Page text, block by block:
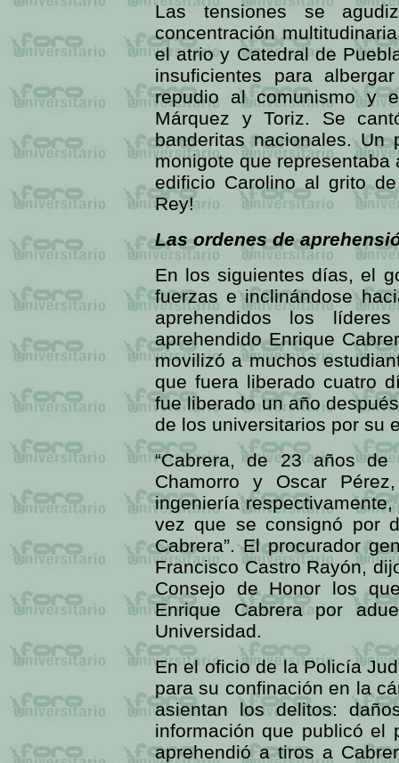
Las tensiones se
concentración
el atrio y Catedral de
insuficientes para
repudio al comunismo y
Márquez y Toriz. Se
banderitas nacionales. Un
monigote que
edificio Carolino al grito
Rey!
Las ordenes de
En los siguientes días, el
fuerzas e inclinándose
aprehendidos los
aprehendido Enrique
movilizó a muchos
que fuera liberado cuatro
fue liberado un año
de los universitarios por su
“Cabrera, de 23 años
Chamorro y Oscar
ingeniería
vez que se consignó por
Cabrera”. El procurador
Francisco Castro Rayón,
Consejo de Honor los
Enrique Cabrera por
Universidad.
En el oficio de la Policía
para su confinación en la
asientan los delitos:
información que publicó el
aprehendió a tiros a